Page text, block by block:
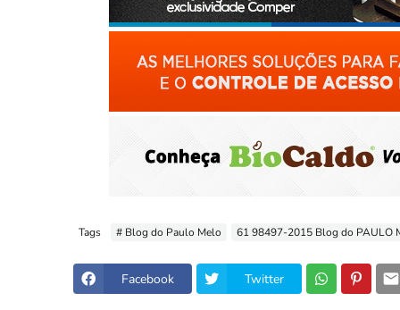
Tags # Blog do Paulo Melo 61 98497-2015 Blog do PAULO
Facebook Twitter